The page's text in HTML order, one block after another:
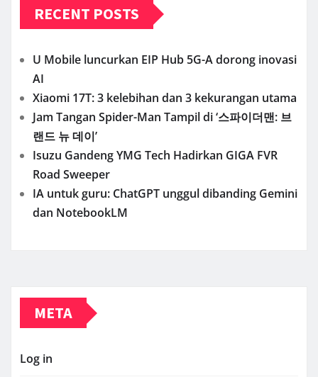
RECENT POSTS
U Mobile luncurkan EIP Hub 5G-A dorong inovasi
AI
Xiaomi 17T: 3 kelebihan dan 3 kekurangan utama
Jam Tangan Spider-Man Tampil di ‘스파이더맨: 브
랜드 뉴 데이’
Isuzu Gandeng YMG Tech Hadirkan GIGA FVR
Road Sweeper
IA untuk guru: ChatGPT unggul dibanding Gemini
dan NotebookLM
META
Log in